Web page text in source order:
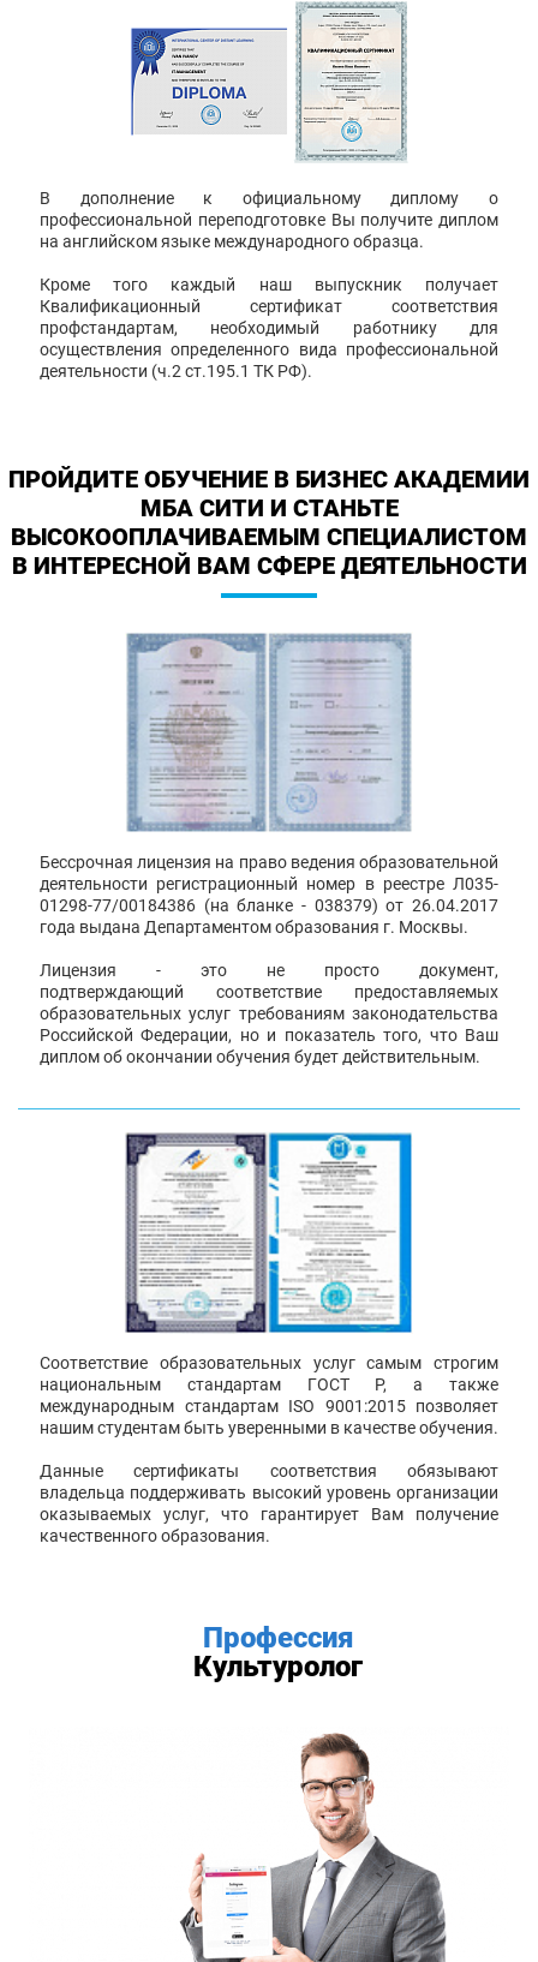
В дополнение к официальному диплому о
профессиональной переподготовке Вы получите диплом
на английском языке международного образца.
Кроме того каждый наш выпускник получает
Квалификационный сертификат соответствия
профстандартам, необходимый работнику для
осуществления определенного вида профессиональной
деятельности (ч.2 ст.195.1 ТК РФ).
ПРОЙДИТЕ ОБУЧЕНИЕ В БИЗНЕС АКАДЕМИИ
МБА СИТИ И СТАНЬТЕ
ВЫСОКООПЛАЧИВАЕМЫМ СПЕЦИАЛИСТОМ
В ИНТЕРЕСНОЙ ВАМ СФЕРЕ ДЕЯТЕЛЬНОСТИ
Бессрочная лицензия на право ведения образовательной
деятельности регистрационный номер в реестре Л035-
01298-77/00184386 (на бланке - 038379) от 26.04.2017
года выдана Департаментом образования г. Москвы.
Лицензия - это не просто документ,
подтверждающий соответствие предоставляемых
образовательных услуг требованиям законодательства
Российской Федерации, но и показатель того, что Ваш
диплом об окончании обучения будет действительным.
Соответствие образовательных услуг самым строгим
национальным стандартам ГОСТ Р, а также
международным стандартам ISO 9001:2015 позволяет
нашим студентам быть уверенными в качестве обучения.
Данные сертификаты соответствия обязывают
владельца поддерживать высокий уровень организации
оказываемых услуг, что гарантирует Вам получение
качественного образования.
Профессия
Культуролог